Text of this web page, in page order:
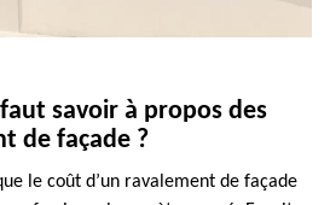
savoir à propos des
de façade ?
le coût d’un ravalement de façade